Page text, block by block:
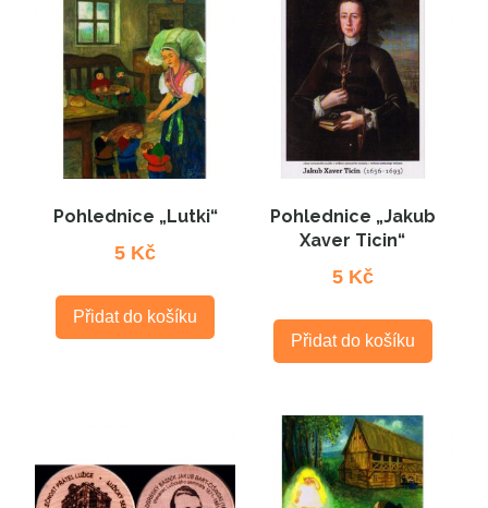
Pohlednice „Lutki“
5 Kč
Přidat do košíku
Pohlednice „Jakub
Xaver Ticin“
5 Kč
Přidat do košíku